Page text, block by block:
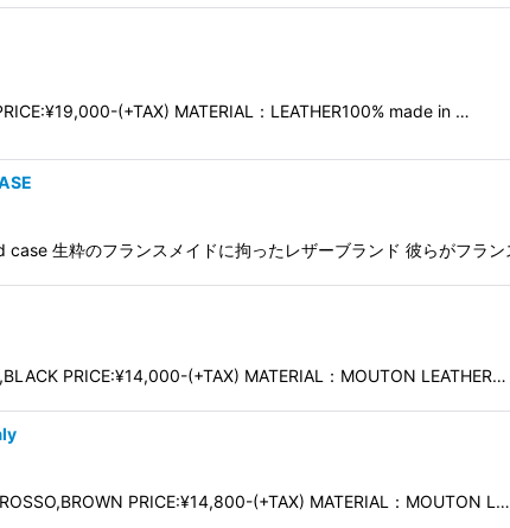
(+TAX) MATERIAL：LEATHER100% made in …
生粋のフランスメイドに拘ったレザーブランド 彼らがフラ
PRICE:¥14,000-(+TAX) MATERIAL：MOUTON LEATHER…
PRICE:¥14,800-(+TAX) MATERIAL：MOUTON L…